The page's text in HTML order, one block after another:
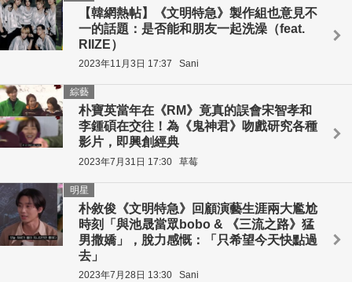
【韓網熱帖】《文明特急》製作組也意見不
一的話題：是否能和朋友一起洗澡（feat.
RIIZE）
2023年11月3日 17:37 Sani
朴寶英當年在《RM》竟真的誤會宋智孝和
李鍾碩在交往！為《鬼神君》吻戲研究各種
影片，即興創經典
綜藝
2023年7月31日 17:30 草莓
朴敘俊《文明特急》回顧演藝生涯兩大尷尬
時刻「與池晟當眾bobo & 《三流之路》猛
男撒嬌」，脫力感慨：「只希望今天快點過
去」
明星
2023年7月28日 13:30 Sani